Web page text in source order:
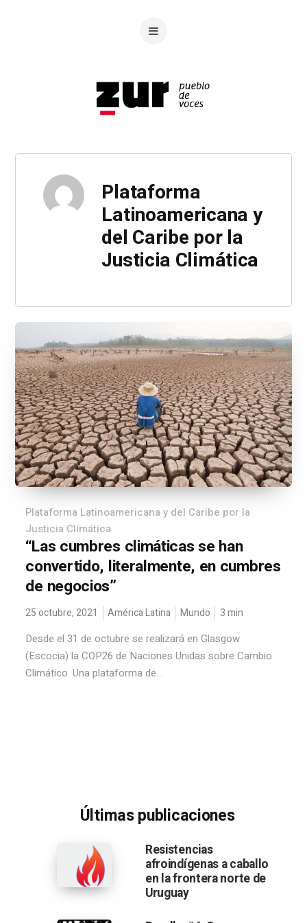
Plataforma
Latinoamericana y
del Caribe por la
Justicia Climática
Plataforma Latinoamericana y del Caribe por la
Justicia Climática
“Las cumbres climáticas se han
convertido, literalmente, en cumbres
de negocios”
25 octubre, 2021 América Latina Mundo 3 min
Desde el 31 de octubre se realizará en Glasgow
(Escocia) la COP26 de Naciones Unidas sobre Cambio
Climático. Una plataforma de...
Últimas publicaciones
Resistencias
afroindígenas a caballo
en la frontera norte de
Uruguay